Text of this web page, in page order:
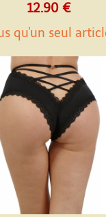
12.90 €
qu'un seul